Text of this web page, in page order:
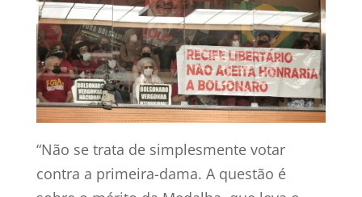
“Não se trata de simplesmente votar
contra a primeira-dama. A questão é